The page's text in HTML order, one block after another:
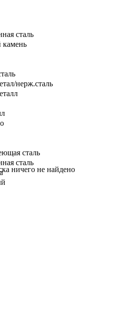
сталь
камень
нерж.сталь
сталь
сталь
ничего не найдено